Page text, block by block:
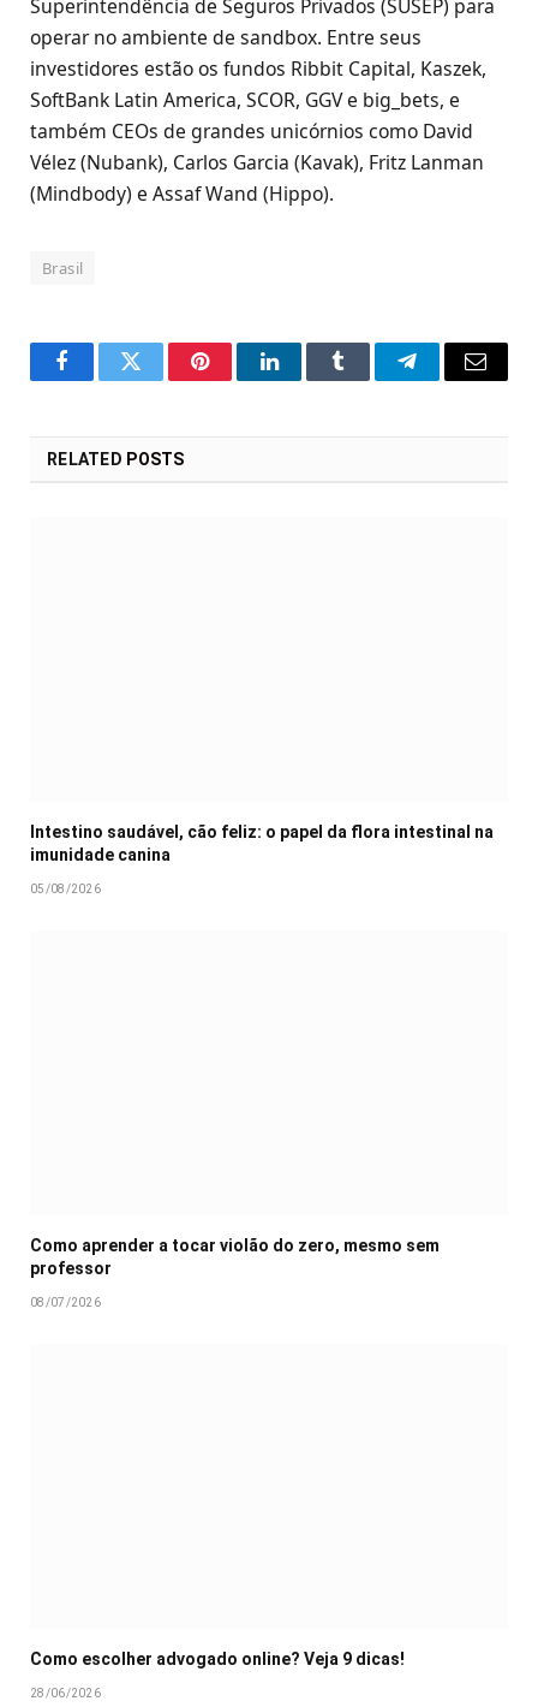
Superintendência de Seguros Privados (SUSEP) para
operar no ambiente de sandbox. Entre seus
investidores estão os fundos Ribbit Capital, Kaszek,
SoftBank Latin America, SCOR, GGV e big_bets, e
também CEOs de grandes unicórnios como David
Vélez (Nubank), Carlos Garcia (Kavak), Fritz Lanman
(Mindbody) e Assaf Wand (Hippo).
Brasil
FacebookTwitter PinterestLinkedInTumblr TelegramEmail
RELATED POSTS
Intestino saudável, cão feliz: o papel da flora intestinal na
imunidade canina
05/08/2026
Como aprender a tocar violão do zero, mesmo sem
professor
08/07/2026
Como escolher advogado online? Veja 9 dicas!
28/06/2026